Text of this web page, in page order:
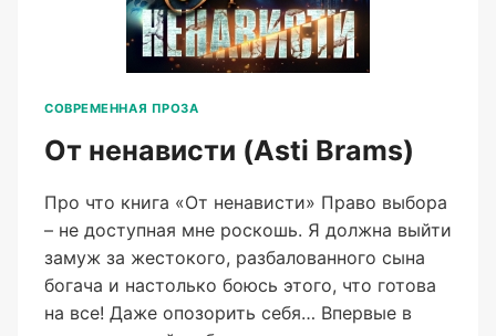
СОВРЕМЕННАЯ ПРОЗА
От ненависти (Asti Brams)
Про что книга «От ненависти» Право выбора
– не доступная мне роскошь. Я должна выйти
замуж за жестокого, разбалованного сына
богача и настолько боюсь этого, что готова
на все! Даже опозорить себя… Впервые в